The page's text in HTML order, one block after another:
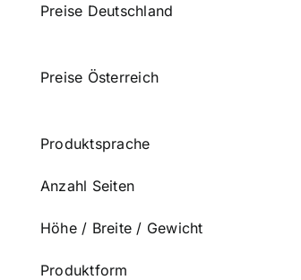
Preise Deutschland
Preise Österreich
Produktsprache
Anzahl Seiten
Höhe / Breite / Gewicht
Produktform